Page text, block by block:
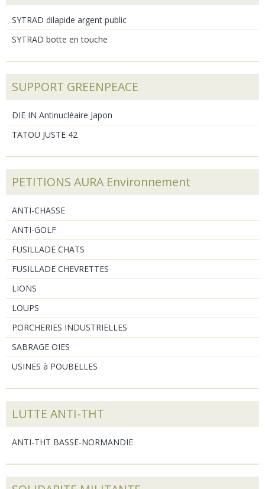
SYTRAD dilapide argent public
SYTRAD botte en touche
SUPPORT GREENPEACE
DIE IN Antinucléaire Japon
TATOU JUSTE 42
PETITIONS AURA Environnement
ANTI-CHASSE
ANTI-GOLF
FUSILLADE CHATS
FUSILLADE CHEVRETTES
LIONS
LOUPS
PORCHERIES INDUSTRIELLES
SABRAGE OIES
USINES à POUBELLES
LUTTE ANTI-THT
ANTI-THT BASSE-NORMANDIE